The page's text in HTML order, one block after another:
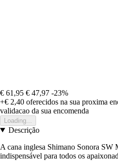
€ 61,95 € 47,97 -23%
+€ 2,40 oferecidos na sua proxima
validacao da sua encomenda
Loading...
Descrição
A cana inglesa Shimano Sonora SW
indispensável para todos os